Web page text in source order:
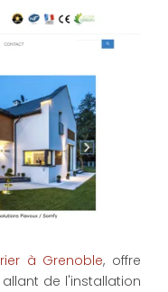
à Grenoble, offre
de l'installation